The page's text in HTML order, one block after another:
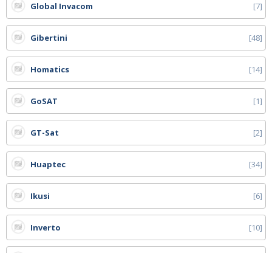
Global Invacom 7
Gibertini 48
Homatics 14
GoSAT 1
GT-Sat 2
Huaptec 34
Ikusi 6
Inverto 10